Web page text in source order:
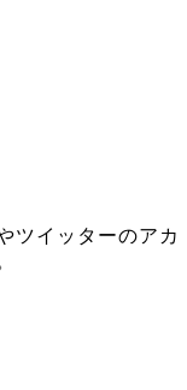
ツイッターのアカ